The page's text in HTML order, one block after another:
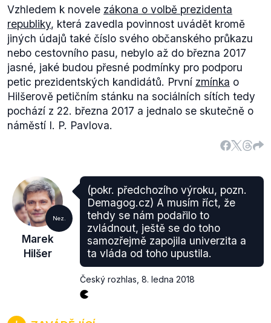
Vzhledem k novele zákona o volbě prezidenta
republiky, která zavedla povinnost uvádět kromě
jiných údajů také číslo svého občanského průkazu
nebo cestovního pasu, nebylo až do března 2017
jasné, jaké budou přesné podmínky pro podporu
petic prezidentských kandidátů. První zmínka o
Hilšerově petičním stánku na sociálních sítích tedy
pochází z 22. března 2017 a jednalo se skutečně o
náměstí I. P. Pavlova.
Nez.
Marek
Hilšer
(pokr. předchozího výroku, pozn.
Demagog.cz) A musím říct, že
tehdy se nám podařilo to
zvládnout, ještě se do toho
samozřejmě zapojila univerzita a
ta vláda od toho upustila.
Český rozhlas 8. ledna 2018